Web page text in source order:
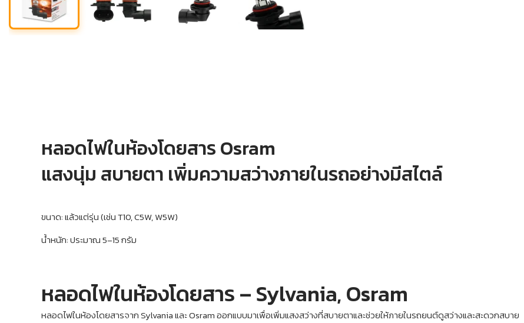
หลอดไฟในห้องโดยสาร Osram
แสงนุ่ม สบายตา เพิ่มความสว่างภายในรถอย่างมีสไตล์
ขนาด: แล้วแต่รุ่น (เช่น T10, C5W, W5W)
น้ำหนัก: ประมาณ 5–15 กรัม
หลอดไฟในห้องโดยสาร – Sylvania, Osram
หลอดไฟในห้องโดยสารจาก Sylvania และ Osram ออกแบบมาเพื่อเพิ่มแสงสว่างที่สบายตาและช่วยให้ภายในรถยนต์ดูสว่างและสะดวกสบาย